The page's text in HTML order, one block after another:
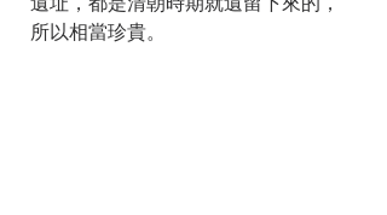
遺址，都是清朝時期就遺留下來的，
所以相當珍貴。